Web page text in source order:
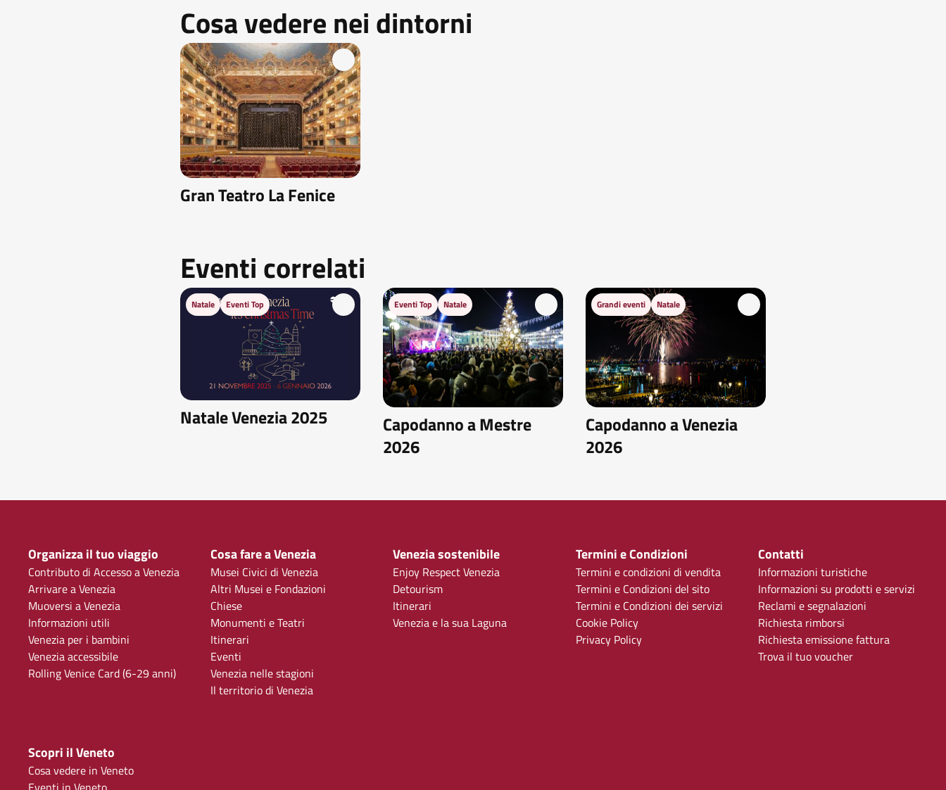
Cosa vedere nei dintorni
Gran Teatro La Fenice
Eventi correlati
Natale Eventi Top
Natale Venezia 2025
Eventi Top Natale
Capodanno a Mestre
2026
Grandi eventi Natale
Capodanno a Venezia
2026
Organizza il tuo viaggio
Contributo di Accesso a Venezia
Arrivare a Venezia
Muoversi a Venezia
Informazioni utili
Venezia per i bambini
Venezia accessibile
Rolling Venice Card (6-29 anni)
Cosa fare a Venezia
Musei Civici di Venezia
Altri Musei e Fondazioni
Chiese
Monumenti e Teatri
Itinerari
Eventi
Venezia nelle stagioni
Il territorio di Venezia
Venezia sostenibile
Enjoy Respect Venezia
Detourism
Itinerari
Venezia e la sua Laguna
Termini e Condizioni
Termini e condizioni di vendita
Termini e Condizioni del sito
Termini e Condizioni dei servizi
Cookie Policy
Privacy Policy
Contatti
Informazioni turistiche
Informazioni su prodotti e servizi
Reclami e segnalazioni
Richiesta rimborsi
Richiesta emissione fattura
Trova il tuo voucher
Scopri il Veneto
Cosa vedere in Veneto